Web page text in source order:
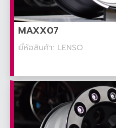
MAXX07
ยี่ห้อสินค้า: LENSO